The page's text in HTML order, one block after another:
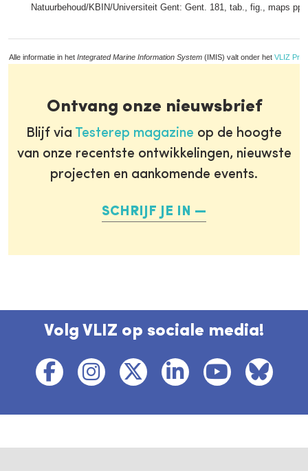
Natuurbehoud/KBIN/Universiteit Gent: Gent. 181, tab., fig., maps
Alle informatie in het Integrated Marine Information System (IMIS) valt onder het VLIZ
Ontvang onze nieuwsbrief
Blijf via Testerep magazine op de hoogte
van onze recentste ontwikkelingen, nieuwste
projecten en aankomende events.
SCHRIJF JE IN
Volg VLIZ op sociale media!